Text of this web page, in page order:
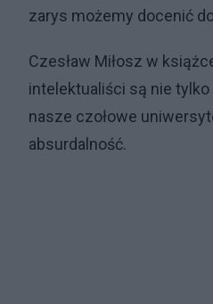
zarys możemy docenić
Czesław Miłosz w
intelektualiści są nie tylko
nasze czołowe
absurdalność.